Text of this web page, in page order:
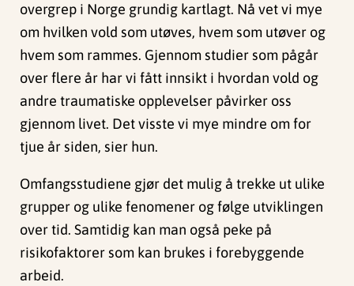
overgrep i Norge grundig kartlagt. Nå vet vi mye
om hvilken vold som utøves, hvem som utøver og
hvem som rammes. Gjennom studier som pågår
over flere år har vi fått innsikt i hvordan vold og
andre traumatiske opplevelser påvirker oss
gjennom livet. Det visste vi mye mindre om for
tjue år siden, sier hun.
Omfangsstudiene gjør det mulig å trekke ut ulike
grupper og ulike fenomener og følge utviklingen
over tid. Samtidig kan man også peke på
risikofaktorer som kan brukes i forebyggende
arbeid.